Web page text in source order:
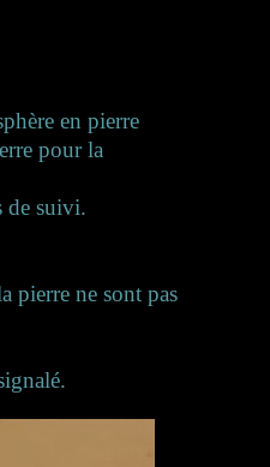
en pierre
pour la
de suivi.
pierre ne sont pas